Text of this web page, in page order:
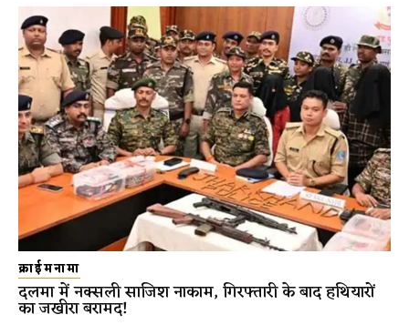
क्राईमनामा
दलमा में नक्सली साजिश नाकाम, गिरफ्तारी के बाद हथियारों
का जखीरा बरामद!